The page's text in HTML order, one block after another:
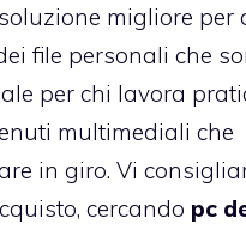
migliore per
file personali che
per chi lavora
multimediali che
in giro. Vi
cercando pc